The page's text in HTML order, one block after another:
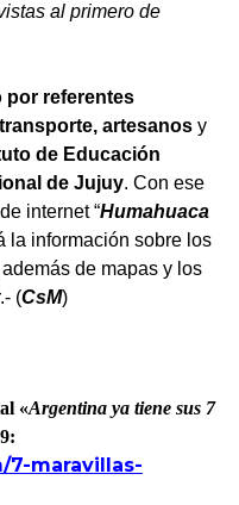
al primero de
por referentes
artesanos y
de Educación
de Jujuy. Con ese
internet “Humahuaca
la información sobre los
de mapas y los
(CsM)
«Argentina ya tiene sus 7
7-maravillas-